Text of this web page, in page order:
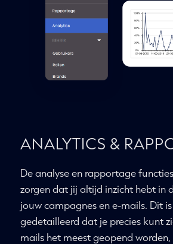
ANALYTICS &
De analyse en rapportage
zorgen dat jij altijd inzicht hebt in
jouw campagnes en e-mails. Dit is
gedetailleerd dat je precies kunt
mails het meest geopend